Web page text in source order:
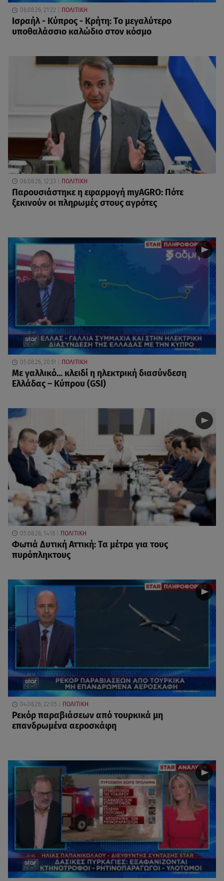
06.08.26, 21:22 ΠΟΛΙΤΙΚΗ
Ισραήλ - Κύπρος - Κρήτη: Το μεγαλύτερο
υποθαλάσσιο καλώδιο στον κόσμο
06.08.26, 12:33 ΠΟΛΙΤΙΚΗ
Παρουσιάστηκε η εφαρμογή myAGRO: Πότε
ξεκινούν οι πληρωμές στους αγρότες
05.08.26, 20:51 ΠΟΛΙΤΙΚΗ
Με γαλλικό... κλειδί η ηλεκτρική διασύνδεση
Ελλάδας – Κύπρου (GSI)
05.08.26, 14:18 ΠΟΛΙΤΙΚΗ
Φωτιά Δυτική Αττική: Τα μέτρα για τους
πυρόπληκτους
04.08.26, 22:05 ΠΟΛΙΤΙΚΗ
Ρεκόρ παραβιάσεων από τουρκικά μη
επανδρωμένα αεροσκάφη